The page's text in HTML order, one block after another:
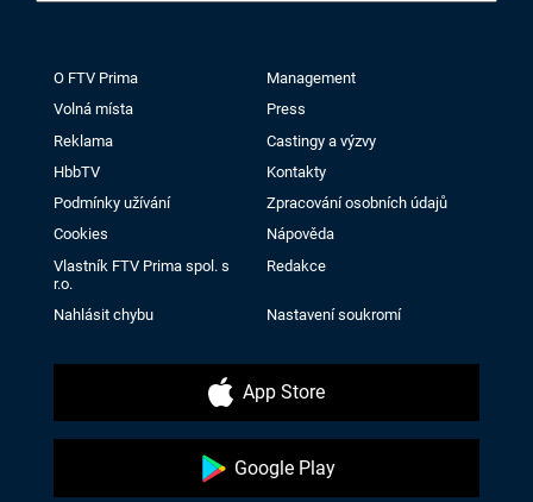
O FTV Prima
Management
Volná místa
Press
Reklama
Castingy a výzvy
HbbTV
Kontakty
Podmínky užívání
Zpracování osobních údajů
Cookies
Nápověda
Vlastník FTV Prima spol. s
r.o.
Redakce
Nahlásit chybu Nastavení soukromí
App Store
Google Play